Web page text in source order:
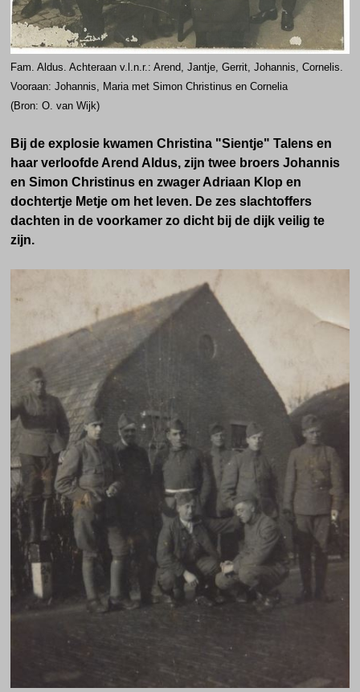
Fam. Aldus. Achteraan v.l.n.r.: Arend, Jantje, Gerrit, Johannis, Cornelis.
Vooraan: Johannis, Maria met Simon Christinus en Cornelia
(Bron: O. van Wijk)
Bij de explosie kwamen Christina "Sientje" Talens en
haar verloofde Arend Aldus, zijn twee broers Johannis
en Simon Christinus en zwager Adriaan Klop en
dochtertje Metje om het leven. De zes slachtoffers
dachten in de voorkamer zo dicht bij de dijk veilig te
zijn.